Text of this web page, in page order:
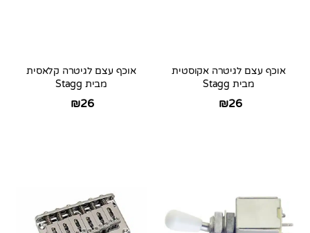
אוכף עצם לגיטרה אקוסטית
מבית Stagg
₪26
אוכף עצם לגיטרה קלאסית
מבית Stagg
₪26